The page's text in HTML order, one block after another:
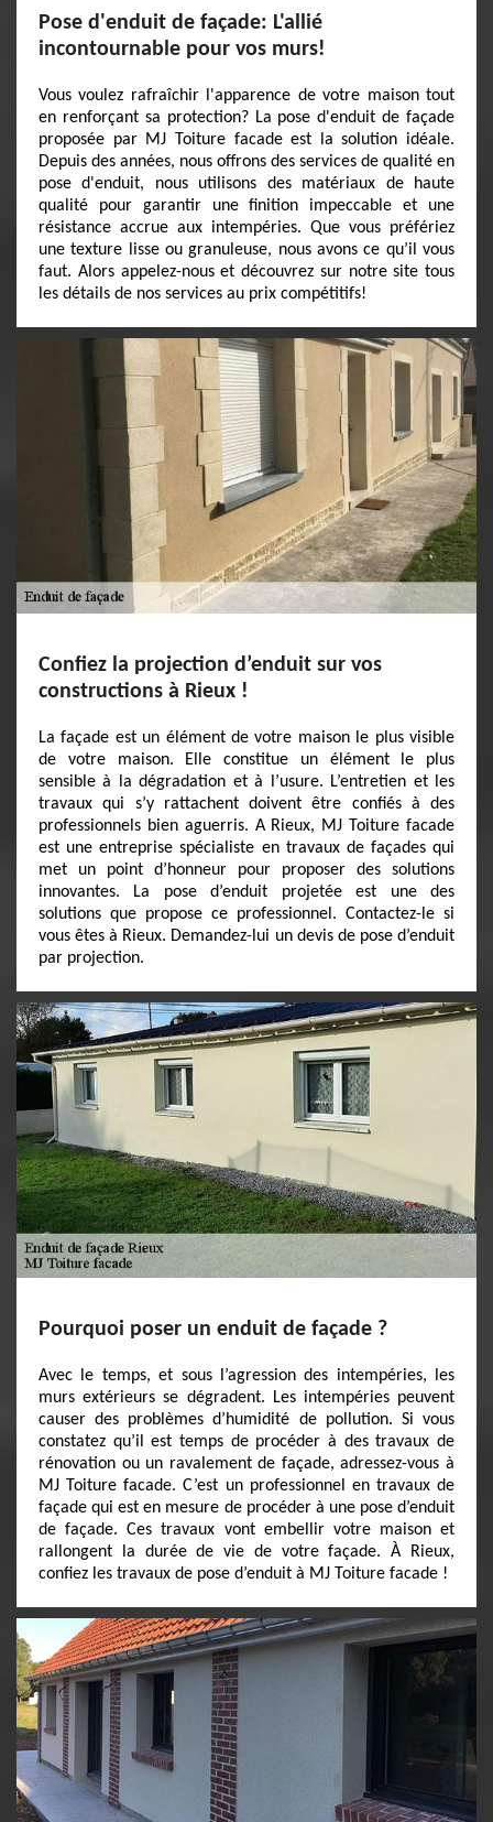
Pose d'enduit de façade: L'allié
incontournable pour vos murs!
Vous voulez rafraîchir l'apparence de votre maison tout
en renforçant sa protection? La pose d'enduit de façade
proposée par MJ Toiture facade est la solution idéale.
Depuis des années, nous offrons des services de qualité en
pose d'enduit, nous utilisons des matériaux de haute
qualité pour garantir une finition impeccable et une
résistance accrue aux intempéries. Que vous préfériez
une texture lisse ou granuleuse, nous avons ce qu’il vous
faut. Alors appelez-nous et découvrez sur notre site tous
les détails de nos services au prix compétitifs!
Confiez la projection d’enduit sur vos
constructions à Rieux !
La façade est un élément de votre maison le plus visible
de votre maison. Elle constitue un élément le plus
sensible à la dégradation et à l’usure. L’entretien et les
travaux qui s’y rattachent doivent être confiés à des
professionnels bien aguerris. A Rieux, MJ Toiture facade
est une entreprise spécialiste en travaux de façades qui
met un point d’honneur pour proposer des solutions
innovantes. La pose d’enduit projetée est une des
solutions que propose ce professionnel. Contactez-le si
vous êtes à Rieux. Demandez-lui un devis de pose d’enduit
par projection.
Pourquoi poser un enduit de façade ?
Avec le temps, et sous l’agression des intempéries, les
murs extérieurs se dégradent. Les intempéries peuvent
causer des problèmes d’humidité de pollution. Si vous
constatez qu’il est temps de procéder à des travaux de
rénovation ou un ravalement de façade, adressez-vous à
MJ Toiture facade. C’est un professionnel en travaux de
façade qui est en mesure de procéder à une pose d’enduit
de façade. Ces travaux vont embellir votre maison et
rallongent la durée de vie de votre façade. À Rieux,
confiez les travaux de pose d’enduit à MJ Toiture facade !